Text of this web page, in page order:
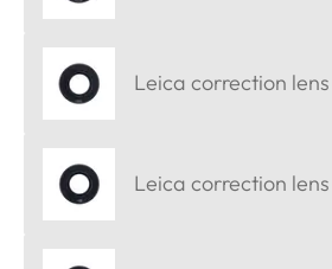
Leica correction
Leica correction